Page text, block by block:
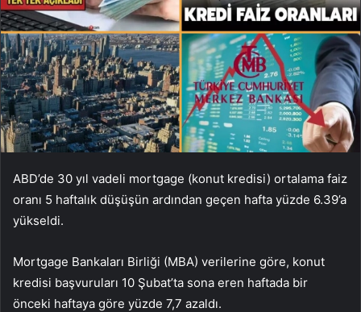
ABD’de 30 yıl vadeli mortgage (konut kredisi) ortalama faiz
oranı 5 haftalık düşüşün ardından geçen hafta yüzde 6.39’a
yükseldi.
Mortgage Bankaları Birliği (MBA) verilerine göre, konut
kredisi başvuruları 10 Şubat’ta sona eren haftada bir
önceki haftaya göre yüzde 7,7 azaldı.